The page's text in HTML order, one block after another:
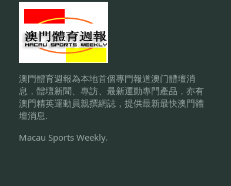
澳門體育週報為本地首個專門報道澳门體壇消
息，體壇新聞、專訪、最新運動專門產品，亦有
澳門精英運動員親撰網誌，提供最新最快澳門體
壇消息.
Macau Sports Weekly.